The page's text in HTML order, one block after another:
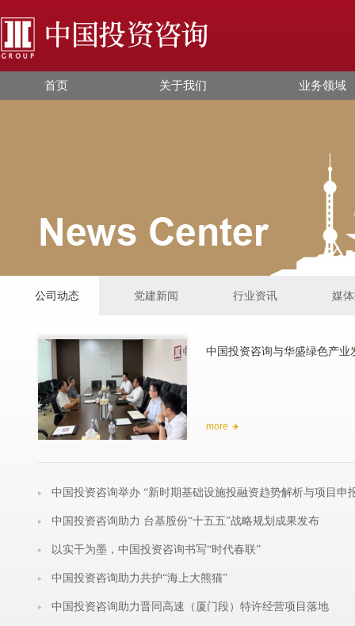
首页 关于我们 业务领域
公司动态 党建新闻 行业资讯 媒
中国投资咨询与华盛绿色产
more
中国投资咨询举办 “新时期基础设施投融资趋势解析与项目申
中国投资咨询助力 台基股份“十五五”战略规划成果发布
以实干为墨，中国投资咨询书写“时代春联”
中国投资咨询助力共护“海上大熊猫”
中国投资咨询助力晋同高速（厦门段）特许经营项目落地